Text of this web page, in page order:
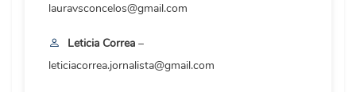
lauravsconcelos@gmail.com
Leticia Correa –
leticiacorrea.jornalista@gmail.com